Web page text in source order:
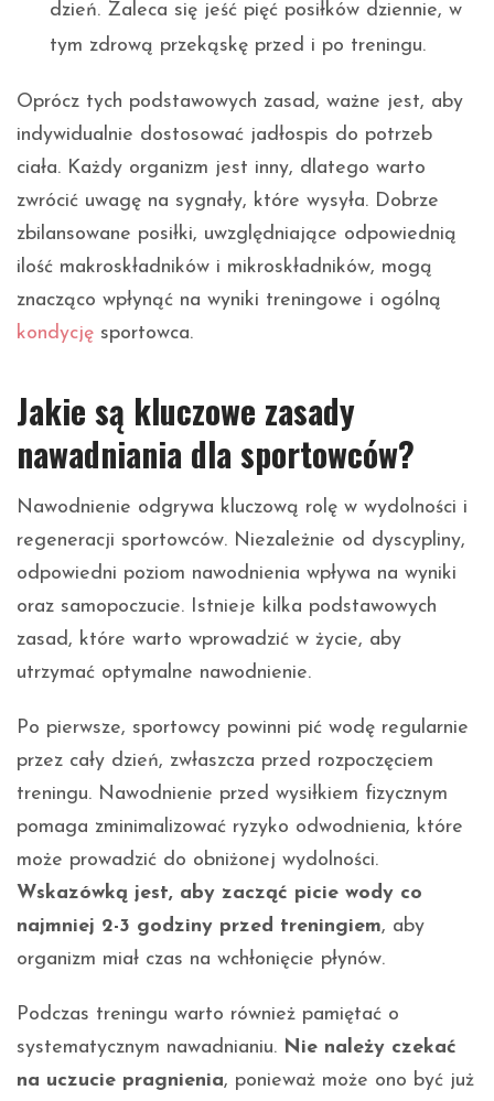
dzień. Zaleca się jeść pięć posiłków dziennie, w
tym zdrową przekąskę przed i po treningu.
Oprócz tych podstawowych zasad, ważne jest, aby
indywidualnie dostosować jadłospis do potrzeb
ciała. Każdy organizm jest inny, dlatego warto
zwrócić uwagę na sygnały, które wysyła. Dobrze
zbilansowane posiłki, uwzględniające odpowiednią
ilość makroskładników i mikroskładników, mogą
znacząco wpłynąć na wyniki treningowe i ogólną
kondycję sportowca.
Jakie są kluczowe zasady
nawadniania dla sportowców?
Nawodnienie odgrywa kluczową rolę w wydolności i
regeneracji sportowców. Niezależnie od dyscypliny,
odpowiedni poziom nawodnienia wpływa na wyniki
oraz samopoczucie. Istnieje kilka podstawowych
zasad, które warto wprowadzić w życie, aby
utrzymać optymalne nawodnienie.
Po pierwsze, sportowcy powinni pić wodę regularnie
przez cały dzień, zwłaszcza przed rozpoczęciem
treningu. Nawodnienie przed wysiłkiem fizycznym
pomaga zminimalizować ryzyko odwodnienia, które
może prowadzić do obniżonej wydolności.
Wskazówką jest, aby zacząć picie wody co
najmniej 2-3 godziny przed treningiem, aby
organizm miał czas na wchłonięcie płynów.
Podczas treningu warto również pamiętać o
systematycznym nawadnianiu. Nie należy czekać
na uczucie pragnienia, ponieważ może ono być już